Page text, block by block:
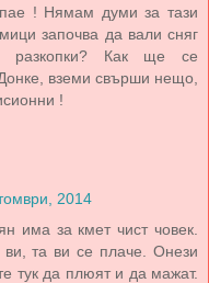
! Нямам думи за тази
започва да вали сняг
Как ще се
вземи свърши нещо,
!
2014
има за кмет чист човек.
та ви се плаче. Онези
тук да плюят и да мажат.